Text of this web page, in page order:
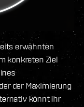
erwähnten
konkreten Ziel
der Maximierung
könnt ihr